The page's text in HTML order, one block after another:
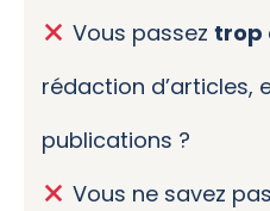
Vous passez trop
rédaction d’articles,
publications ?
Vous ne savez pas